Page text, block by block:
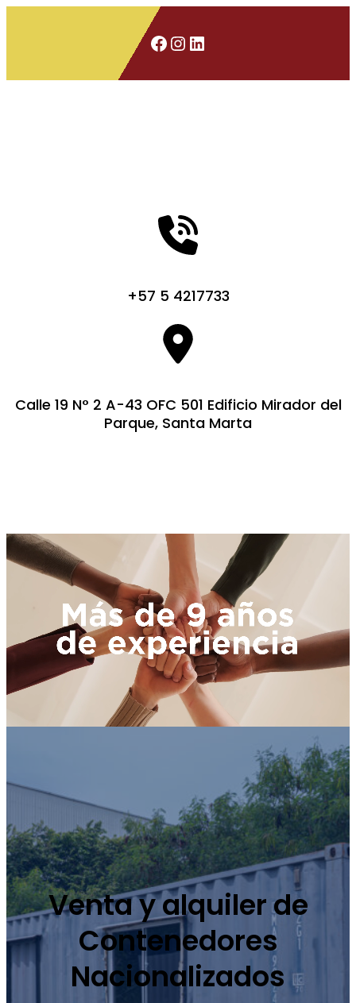
Facebook InstagramLinkedIn
+57 5 4217733
Calle 19 N° 2 A-43 OFC 501 Edificio Mirador del
Parque, Santa Marta
S
e
Venta y alquiler de
Contenedores
Nacionalizados